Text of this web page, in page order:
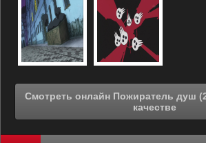
Смотреть онлайн Пожиратель душ (2008) в хорошем
качестве